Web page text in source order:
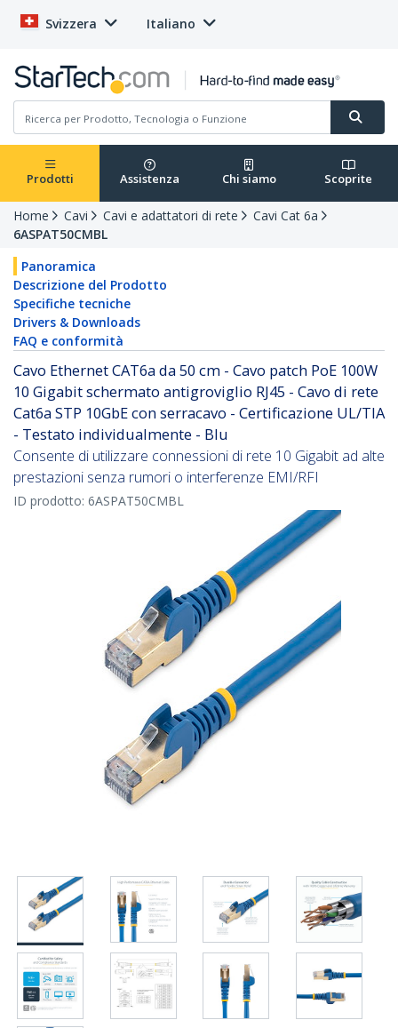
Svizzera Italiano
Prodotti Assistenza Chi siamo Scoprite
Home Cavi Cavi e adattatori di rete
Cavi Cat 6a
6ASPAT50CMBL
Panoramica
Descrizione del Prodotto
Specifiche tecniche
Drivers & Downloads
FAQ e conformità
Cavo Ethernet CAT6a da 50 cm - Cavo patch PoE 100W
10 Gigabit schermato antigroviglio RJ45 - Cavo di rete
Cat6a STP 10GbE con serracavo - Certificazione UL/TIA
- Testato individualmente - Blu
Consente di utilizzare connessioni di rete 10 Gigabit ad alte
prestazioni senza rumori o interferenze EMI/RFI
ID prodotto: 6ASPAT50CMBL